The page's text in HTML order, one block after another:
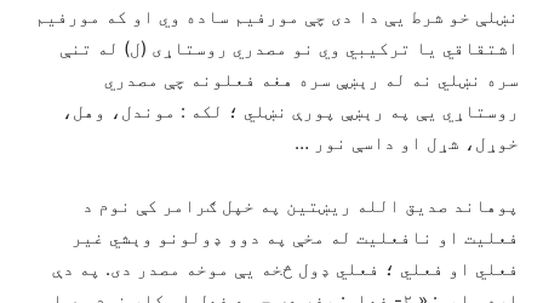
نښلې خو شرط يې دا دی چې مورفیم ساده وي او که مورفیم
اشتقاقي یا ترکیبي وي نو مصدري روستاړی (ل) له تنې
سره نښلي نه له رېښې سره هغه فعلونه چې مصدري
روستاړي يې په رېښې پورې نښلي ؛ لکه : موندل، وهل،
خوړل، شړل او داسې نور …
پوهاند صدیق الله ريښتين په خپل ګرامر کې نوم د
فعلیت او نافعلیت له مخې په دوو ډولونو وېشي غیر
فعلي او فعلي ؛ فعلي ډول څخه يې موخه مصدر دی. په دې